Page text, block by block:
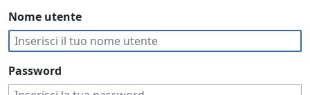
Nome utente
Password